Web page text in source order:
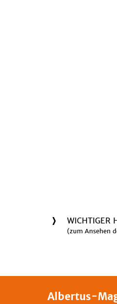
WICHTIGER
(zum Ansehen
Albertus-